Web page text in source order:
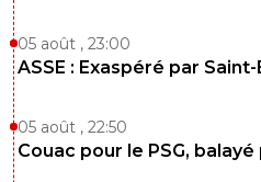
05 août , 23:00
ASSE : Exaspéré par
05 août , 22:50
Couac pour le PSG,